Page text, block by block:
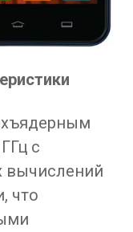
с
вычислений
что